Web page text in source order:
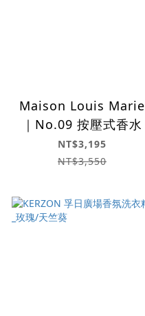
Maison Louis Marie
｜No.09 按壓式香水
NT$3,195
NT$3,550